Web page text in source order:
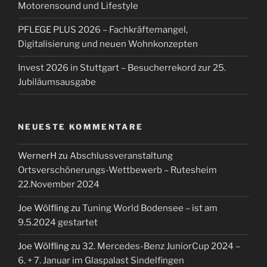
Motorensound und Lifestyle
PFLEGE PLUS 2026 – Fachkräftemangel,
Digitalisierung und neuen Wohnkonzepten
Invest 2026 in Stuttgart – Besucherrekord zur 25.
Jubiläumsausgabe
NEUESTE KOMMENTARE
WernerH zu Abschlussveranstaltung
Ortsverschönerungs-Wettbewerb – Rutesheim
22.November 2024
Joe Wölflingzu Tuning World Bodensee – ist am
9.5.2024 gestartet
Joe Wölflingzu 32. Mercedes-Benz JuniorCup 2024 –
6. + 7. Januar im Glaspalast Sindelfingen